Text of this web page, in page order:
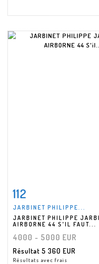
Fiche détaillée
112
JARBINET PHILIPPE...
JARBINET PHILIPPE
AIRBORNE 44 S'IL FAUT...
4000 - 5000 EUR
Résultat 5 360 EUR
Résultats avec frais